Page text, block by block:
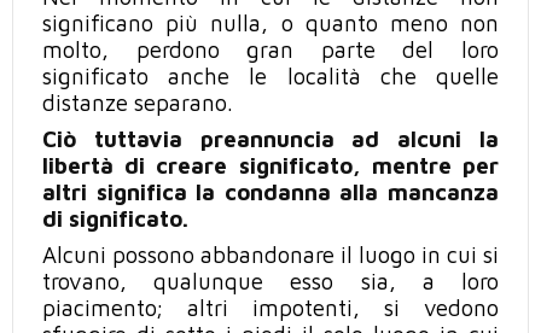
significano più nulla, o quanto meno non
molto, perdono gran parte del loro
significato anche le località che quelle
distanze separano.
Ciò tuttavia preannuncia ad alcuni la
libertà di creare significato, mentre per
altri significa la condanna alla mancanza
di significato.
Alcuni possono abbandonare il luogo in cui si
trovano, qualunque esso sia, a loro
piacimento; altri impotenti,
si vedono